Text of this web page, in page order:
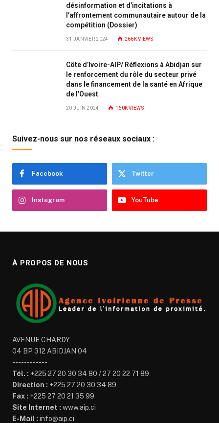
désinformation et d’incitations à
l’affrontement communautaire autour de la
compétition (Dossier)
31 JANVIER 2024 266KVIEWS
Côte d’Ivoire-AIP/ Réflexions à Abidjan sur
le renforcement du rôle du secteur privé
dans le financement de la santé en Afrique
de l’Ouest
20 JUIN 2024 160KVIEWS
Suivez-nous sur nos réseaux sociaux :
Facebook Twitter
Instagram YouTube
À PROPOS DE NOUS
AVENUE CHARDY
04 BP 312 ABIDJAN 04
------------
Tél. : +225 27 20 30 34 80 / 27 20 22 71 89
Direction : +225 27 20 30 34 89
Fax : +225 27 20 21 35 99
Site Internet : www.aip.ci
E-Mail : info@aip.ci